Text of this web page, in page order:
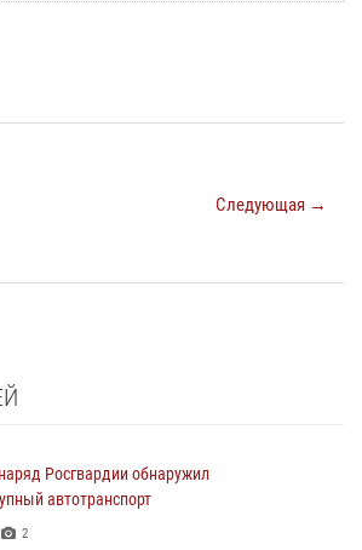
Следующая →
Росгвардии обнаружил
автотранспорт
2